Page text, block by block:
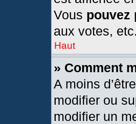
Vous pouvez
aux votes, etc.
Haut
» Comment
A moins
modifier ou
modifier un